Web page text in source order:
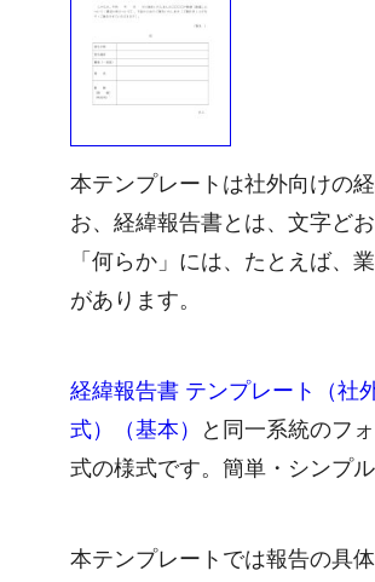
本テンプレートは社外向けの
お、経緯報告書とは、文字ど
「何らか」には、たとえば、
があります。
経緯報告書 テンプレート（社
式）（基本）
と同一系統のフ
式の様式です。簡単・シンプ
本テンプレートでは報告の具